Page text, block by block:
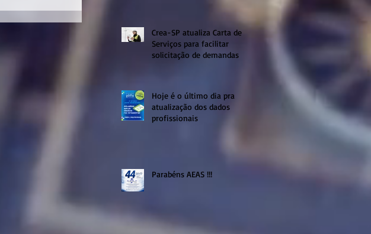
Crea-SP atualiza Carta de
Serviços para facilitar
solicitação de demandas
Hoje é o último dia pra
atualização dos dados
profissionais
Parabéns AEAS !!!